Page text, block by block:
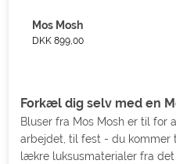
Mos Mosh
DKK 899,00
Forkæl dig selv med en
Bluser fra Mos Mosh er til
arbejdet, til fest - du
lækre luksusmaterialer fra